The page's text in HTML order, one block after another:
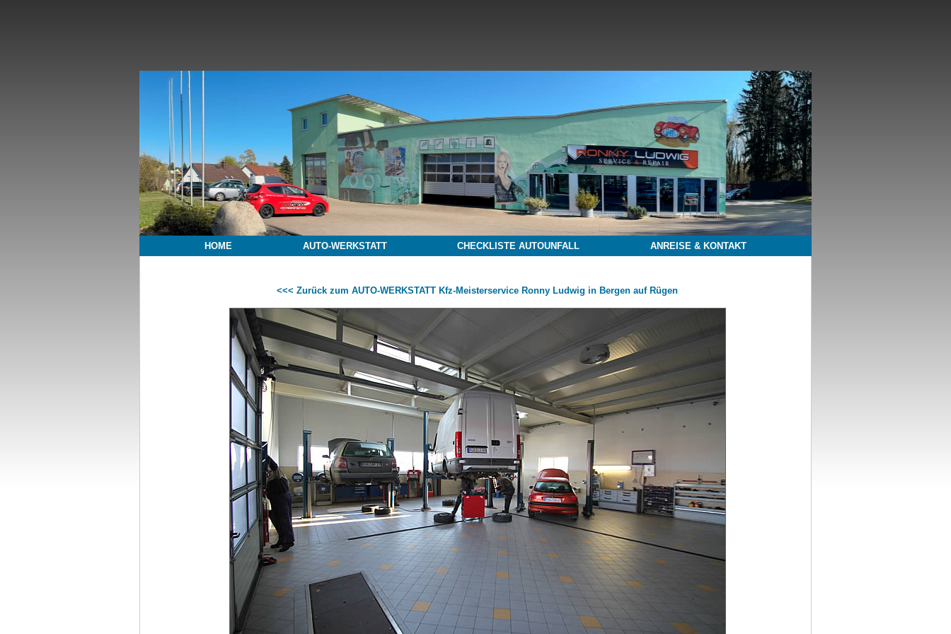
HOME AUTO-WERKSTATT CHECKLISTE AUTOUNFALL ANREISE & KONTAKT
<<< Zurück zum AUTO-WERKSTATT Kfz-Meisterservice Ronny Ludwig in Bergen auf Rügen